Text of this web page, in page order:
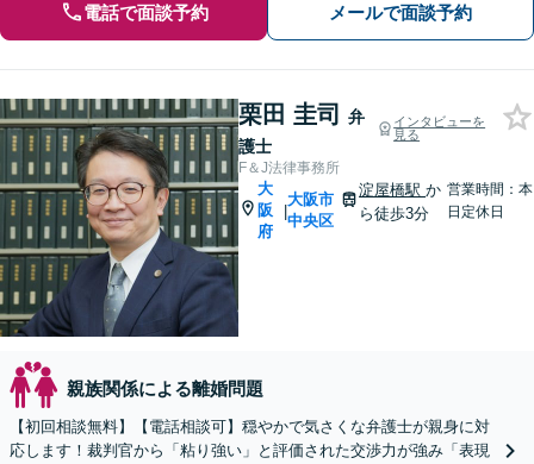
電話で面談予約 メールで面談予約
栗田 圭司
弁
護士
インタビューを
見る
F＆J法律事務所
大
阪
府
|
大阪市
中央区
淀屋橋駅か
ら徒歩3分
営業時間：本
日定休日
親族関係による離婚問題
【初回相談無料】【電話相談可】穏やかで気さくな弁護士が親身に対
応します！裁判官から「粘り強い」と評価された交渉力が強み「表現